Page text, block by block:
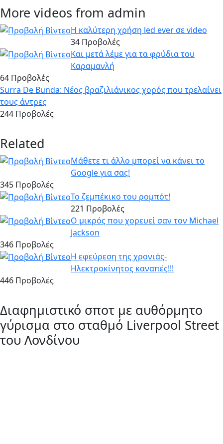
More videos from admin
Η καλύτερη χρήση led ever σε video
34 Προβολές
Και μετά λέμε για τα φρύδια του
Καραμανλή
64 Προβολές
Surra De Bunda: Νέος βραζιλιάνικος χορός που τρελαίνει
τους άντρες
244 Προβολές
Related
Mάθετε τι άλλο μπορεί να κάνει το
Google για σας!
345 Προβολές
Το ζεμπέκικο του ρομπότ!
221 Προβολές
Ο μικρός που χορευεί σαν τον Michael
Jackson
346 Προβολές
Η εφεύρεση της χρονιάς-
Hλεκτροκίνητος καναπές!!!
446 Προβολές
Διαφημιστικό σποτ με αυθόρμητο
γύρισμα στο σταθμό Liverpool Street
του Λονδίνου